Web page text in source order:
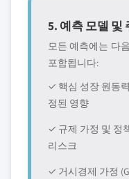
5. 예측 모델 및
모든 예측에는 다
포함됩니다:
✓ 핵심 성장 원동
정된 영향
✓ 규제 가정 및 정
리스크
✓ 거시경제 가정